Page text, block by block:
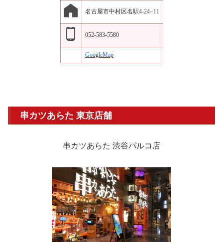
名古屋市中村区名駅4-24−11
052-583-5580
GoogleMap
串カツあらた 東京店舗
串カツあらた 渋谷パルコ店